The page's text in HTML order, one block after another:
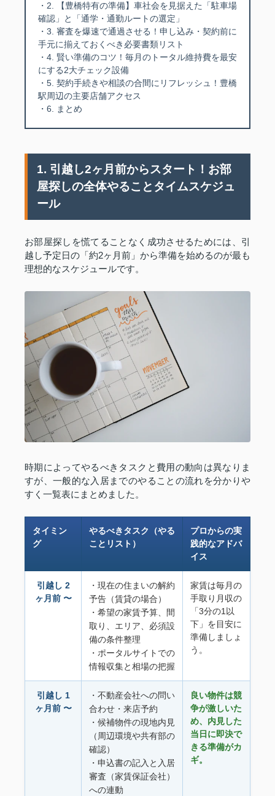
・2. 【豊橋特有の準備】車社会を見据えた「駐車場
確認」と「通学・通勤ルートの選定」
・3. 審査を爆速で通過させる！申し込み・契約前に
手元に揃えておくべき必要書類リスト
・4. 賢い準備のコツ！毎月のトータル維持費を最安
にする2大チェック設備
・5. 契約手続きや相談の合間にリフレッシュ！豊橋
駅周辺の主要店舗アクセス
・6. まとめ
1. 引越し2ヶ月前からスタート！お部
屋探しの全体やることタイムスケジュ
ール
お部屋探しを慌てることなく成功させるためには、引
越し予定日の「約2ヶ月前」から準備を始めるのが最も
理想的なスケジュールです。
時期によってやるべきタスクと費用の動向は異なりま
すが、一般的な入居までのやることの流れを分かりや
すく一覧表にまとめました。
タイミン
グ
やるべきタスク（やる
ことリスト）
プロからの実
践的なアドバ
イス
引越し 2
ヶ月前 〜
・現在の住まいの解約
予告（賃貸の場合）
・希望の家賃予算、間
取り、エリア、必須設
備の条件整理
・ポータルサイトでの
情報収集と相場の把握
家賃は毎月の
手取り月収の
「3分の1以
下」を目安に
準備しましょ
う。
引越し 1
ヶ月前 〜
・不動産会社への問い
合わせ・来店予約
・候補物件の現地内見
（周辺環境や共有部の
確認）
・申込書の記入と入居
審査（家賃保証会社）
への連動
良い物件は競
争が激しいた
め、内見した
当日に即決で
きる準備がカ
ギ。